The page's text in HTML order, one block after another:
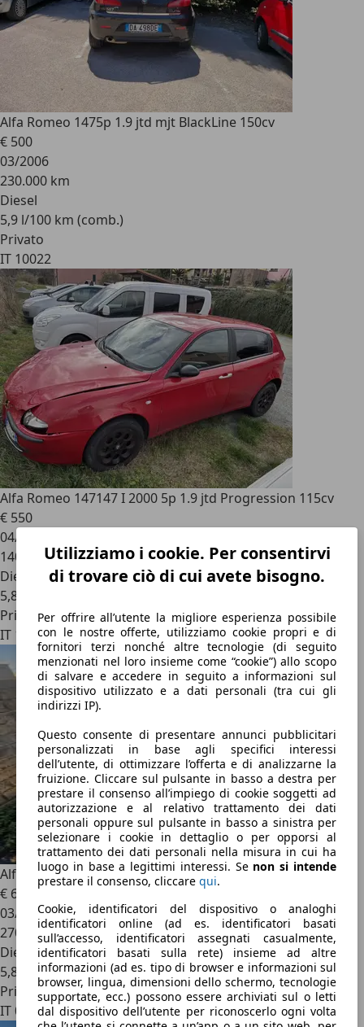
Utilizziamo i cookie. Per consentirvi
di trovare ciò di cui avete bisogno.
Per offrire all’utente la migliore esperienza possibile
con le nostre offerte, utilizziamo cookie propri e di
fornitori terzi nonché altre tecnologie (di seguito
menzionati nel loro insieme come “cookie”) allo scopo
di salvare e accedere in seguito a informazioni sul
dispositivo utilizzato e a dati personali (tra cui gli
indirizzi IP).
Questo consente di presentare annunci pubblicitari
personalizzati in base agli specifici interessi
dell’utente, di ottimizzare l’offerta e di analizzarne la
fruizione. Cliccare sul pulsante in basso a destra per
prestare il consenso all’impiego di cookie soggetti ad
autorizzazione e al relativo trattamento dei dati
personali oppure sul pulsante in basso a sinistra per
selezionare i cookie in dettaglio o per opporsi al
trattamento dei dati personali nella misura in cui ha
luogo in base a legittimi interessi. Se non si intende
prestare il consenso, cliccare qui.
Cookie, identificatori del dispositivo o analoghi
identificatori online (ad es. identificatori basati
sull’accesso, identificatori assegnati casualmente,
identificatori basati sulla rete) insieme ad altre
informazioni (ad es. tipo di browser e informazioni sul
browser, lingua, dimensioni dello schermo, tecnologie
supportate, ecc.) possono essere archiviati sul o letti
dal dispositivo dell’utente per riconoscerlo ogni volta
Alfa Romeo 1475p 1.9 jtd mjt BlackLine 150cv
€ 500
03/2006
230.000 km
Diesel
5,9 l/100 km (comb.)
Privato
IT 10022
Alfa Romeo 147147 I 2000 5p 1.9 jtd Progression 115cv
€ 550
04/2002
140.000 km
Diesel
5,8 l/100 km (comb.)
Privato
IT 17011
Alfa Romeo 1473p 1.9 jtd Connect 115cv
€ 600
03/2003
270.000 km
Diesel
5,8 l/100 km (comb.)
Privato
IT 00123